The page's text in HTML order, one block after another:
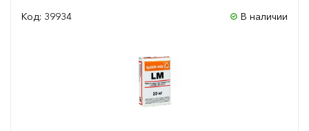
Код: 39934 В наличии